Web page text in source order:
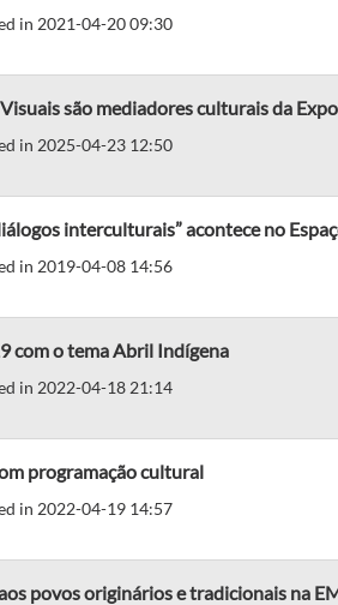
in 2021-04-20 09:30
são mediadores culturais da
in 2025-04-23 12:50
interculturais” acontece no
in 2019-04-08 14:56
com o tema Abril Indígena
in 2022-04-18 21:14
programação cultural
in 2022-04-19 14:57
povos originários e tradicionais na